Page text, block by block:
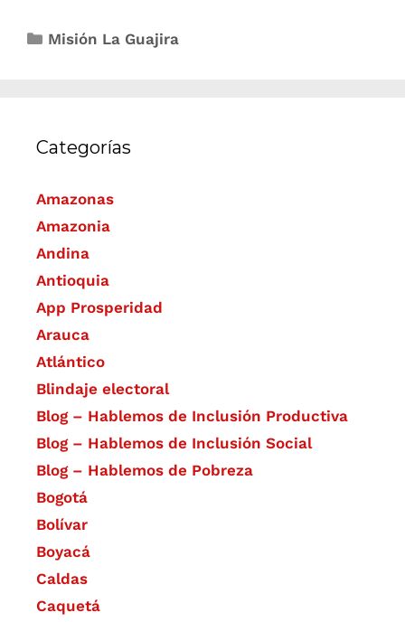
Misión La Guajira
Categorías
Amazonas
Amazonia
Andina
Antioquia
App Prosperidad
Arauca
Atlántico
Blindaje electoral
Blog – Hablemos de Inclusión Productiva
Blog – Hablemos de Inclusión Social
Blog – Hablemos de Pobreza
Bogotá
Bolívar
Boyacá
Caldas
Caquetá